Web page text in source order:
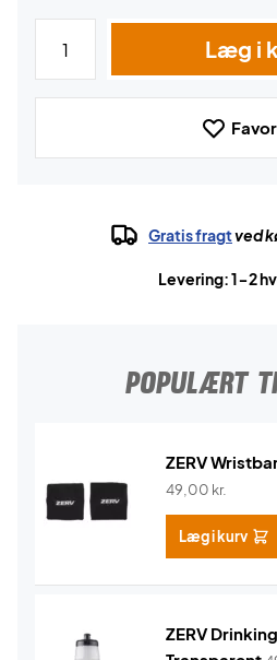
Læg i
Gratis fragtved
Levering: 1-2
POPULÆRT
ZERV
49,00 kr.
Læg i kurv
ZERV